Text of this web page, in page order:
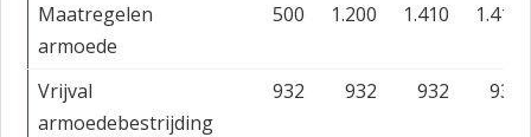
Maatregelen
armoede
500 1.200 1.410 1.410
Vrijval
armoedebestrijding
932 932 932 932